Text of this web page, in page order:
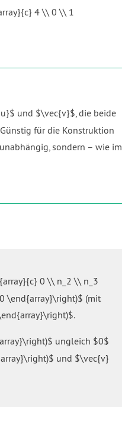
4 \\ 0 \\ 1
und $\vec{v}$, die beide
für die Konstruktion
sondern – wie im
0 \\ n_2 \\ n_3
\end{array}\right)$ (mit
ungleich $0$
und $\vec{v}